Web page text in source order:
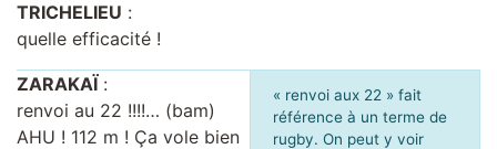
TRICHELIEU :
quelle efficacité !
« renvoi aux 22 » fait
référence à un terme de
rugby. On peut y voir
ZARAKAÏ :
renvoi au 22 !!!!… (bam)
AHU ! 112 m ! Ça vole bien